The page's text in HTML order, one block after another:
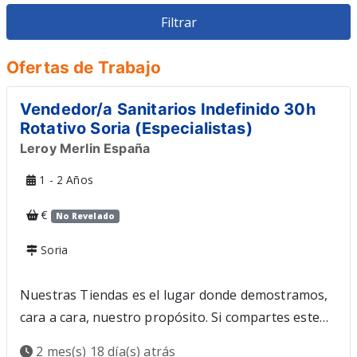
Restauracion
Ofertas de Trabajo
Vendedor/a Sanitarios Indefinido 30h
Rotativo Soria (Especialistas)
Leroy Merlin España
1 - 2 Años
€ No Revelado
Soria
Nuestras Tiendas es el lugar donde demostramos,
cara a cara, nuestro propósito. Si compartes este
2 mes(s) 18 día(s) atrás